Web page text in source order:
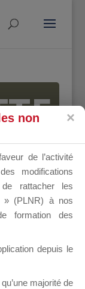
non
de l’activité
modifications
rattacher les
» (PLNR) à nos
formation des
depuis le
qu’une majorité de